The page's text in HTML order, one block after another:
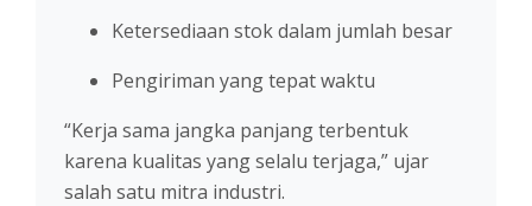
Ketersediaan stok dalam jumlah besar
Pengiriman yang tepat waktu
“Kerja sama jangka panjang terbentuk
karena kualitas yang selalu terjaga,” ujar
salah satu mitra industri.